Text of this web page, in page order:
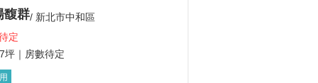
馥群 新北市中和區
定
坪｜房數待定